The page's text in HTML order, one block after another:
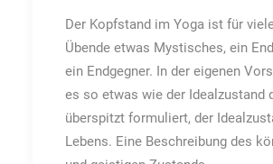
Der Kopfstand im Yoga ist für
Übende etwas Mystisches, ein
ein Endgegner. In der eigenen
es so etwas wie der Idealzustand
überspitzt formuliert, der
Lebens. Eine Beschreibung des